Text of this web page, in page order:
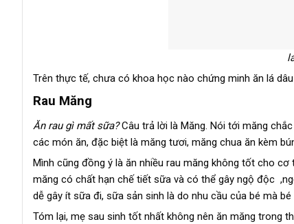
Trên thực tế, chưa có khoa học nào chứng minh ăn lá
Rau Măng
Ăn rau gì mất sữa?Câu trả lời là Măng. Nói tới măng
các món ăn, đặc biệt là măng tươi, măng chua ăn kèm
Mình cũng đồng ý là ăn nhiều rau măng không tốt cho
măng có chất hạn chế tiết sữa và có thể gây ngộ độc
dễ gây ít sữa đi, sữa sản sinh là do nhu cầu của bé mà
Tóm lại, mẹ sau sinh tốt nhất không nên ăn măng trong